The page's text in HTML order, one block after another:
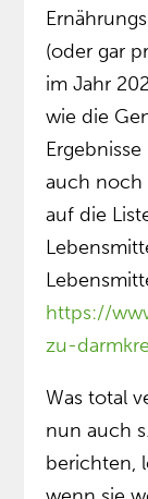
(oder gar
im Jahr
wie die
auch noch
auf die
https://
zu-
Was total
nun auch
berichten,